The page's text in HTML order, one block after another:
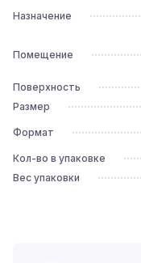
Назначение
Помещение
Поверхность
Размер
Формат
Кол-во в упаковке
Вес упаковки